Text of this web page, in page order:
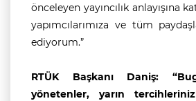
önceleyen yayıncılık anlayışına
yapımcılarımıza ve tüm
ediyorum.”
RTÜK Başkanı Daniş:
yönetenler, yarın